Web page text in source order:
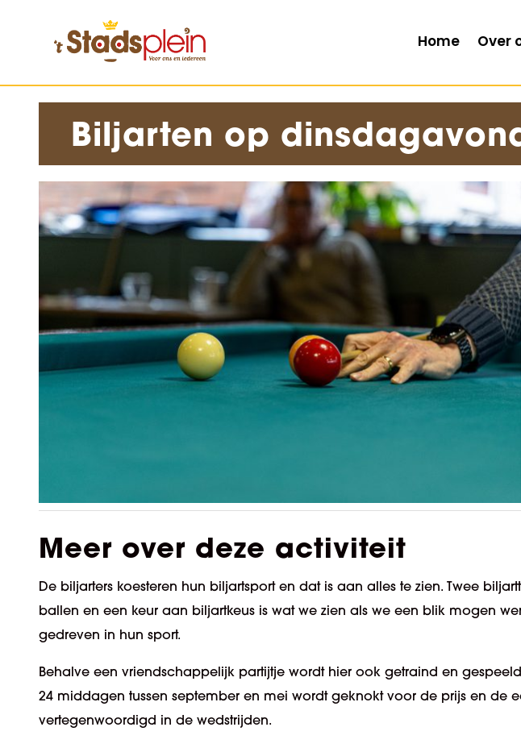
Home Over
Biljarten op
Meer over deze activiteit
De biljarters koesteren hun biljartsport en dat is aan alles te zien. Twee
ballen en een keur aan biljartkeus is wat we zien als we een blik mogen
gedreven in hun sport.
Behalve een vriendschappelijk partijtje wordt hier ook getraind en
24 middagen tussen september en mei wordt geknokt voor de prijs en de
vertegenwoordigd in de wedstrijden.